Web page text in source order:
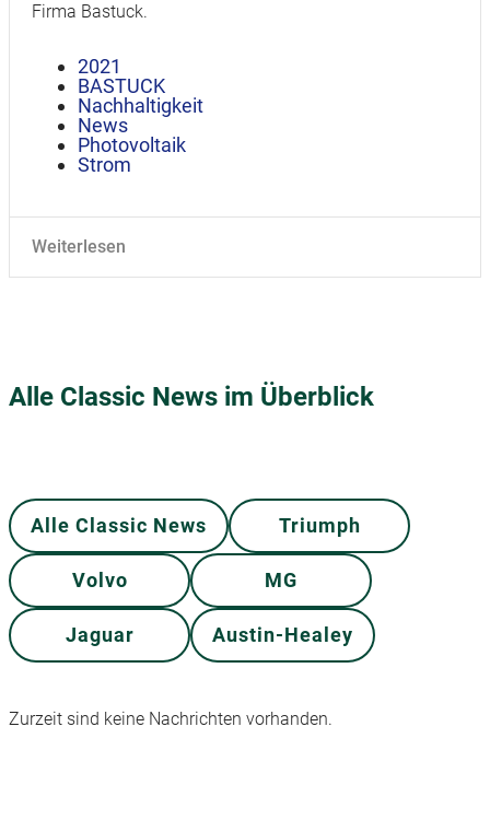
Firma Bastuck.
2021
BASTUCK
Nachhaltigkeit
News
Photovoltaik
Strom
Weiterlesen
Alle Classic News im Überblick
Alle Classic News Triumph
Volvo MG
Jaguar Austin-Healey
Zurzeit sind keine Nachrichten vorhanden.